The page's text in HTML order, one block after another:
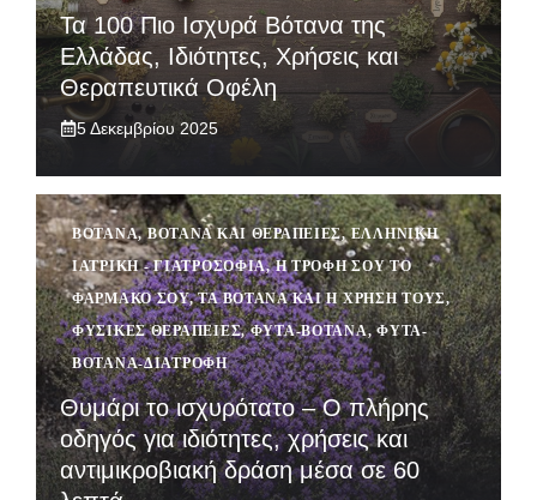
Τα 100 Πιο Ισχυρά Βότανα της
Ελλάδας, Ιδιότητες, Χρήσεις και
Θεραπευτικά Οφέλη
5 Δεκεμβρίου 2025
ΒΌΤΑΝΑ,ΒΌΤΑΝΑ ΚΑΙ ΘΕΡΑΠΕΊΕΣ,ΕΛΛΗΝΙΚΉ
ΙΑΤΡΙΚΉ - ΓΙΑΤΡΟΣΌΦΙΑ,Η ΤΡΟΦΉ ΣΟΥ ΤΟ
ΦΆΡΜΑΚΟ ΣΟΥ,ΤΑ ΒΌΤΑΝΑ ΚΑΙ Η ΧΡΉΣΗ ΤΟΥΣ,
ΦΥΣΙΚΈΣ ΘΕΡΑΠΕΊΕΣ,ΦΥΤΆ-ΒΌΤΑΝΑ,ΦΥΤΆ-
ΒΌΤΑΝΑ-ΔΙΑΤΡΟΦΉ
Θυμάρι το ισχυρότατο – Ο πλήρης
οδηγός για ιδιότητες, χρήσεις και
αντιμικροβιακή δράση μέσα σε 60